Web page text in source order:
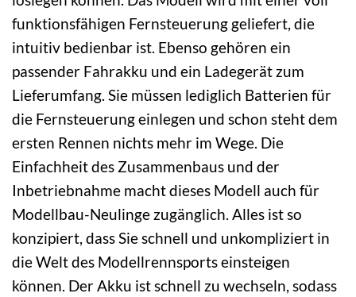
funktionsfähigen Fernsteuerung geliefert, die
intuitiv bedienbar ist. Ebenso gehören ein
passender Fahrakku und ein Ladegerät zum
Lieferumfang. Sie müssen lediglich Batterien für
die Fernsteuerung einlegen und schon steht dem
ersten Rennen nichts mehr im Wege. Die
Einfachheit des Zusammenbaus und der
Inbetriebnahme macht dieses Modell auch für
Modellbau-Neulinge zugänglich. Alles ist so
konzipiert, dass Sie schnell und unkompliziert in
die Welt des Modellrennsports einsteigen
können. Der Akku ist schnell zu wechseln, sodass